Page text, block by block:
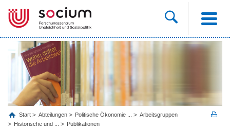
Start Abteilungen Politische Ökonomie ...
Arbeitsgruppen
Historische und ...
Publikationen